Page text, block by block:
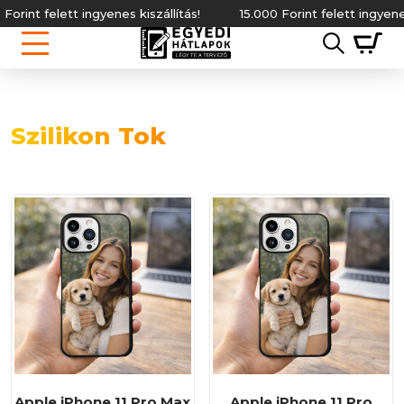
kiszállítás! 15.000 Forint felett ingyenes kiszállítás!
Szilikon Tok